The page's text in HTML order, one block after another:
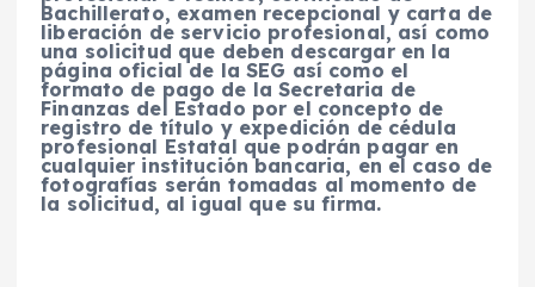
Bachillerato, examen recepcional y carta de
liberación de servicio profesional, así como
una solicitud que deben descargar en la
página oficial de la SEG así como el
formato de pago de la Secretaria de
Finanzas del Estado por el concepto de
registro de título y expedición de cédula
profesional Estatal que podrán pagar en
cualquier institución bancaria, en el caso de
fotografías serán tomadas al momento de
la solicitud, al igual que su firma.